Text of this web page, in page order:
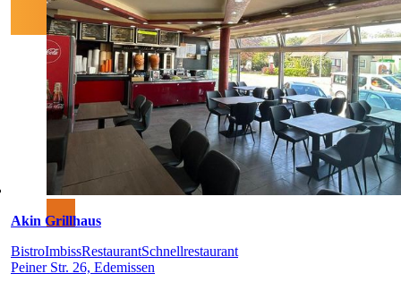
Akin Grillhaus
BistroImbissRestaurantSchnellrestaurant
Peiner Str. 26, Edemissen